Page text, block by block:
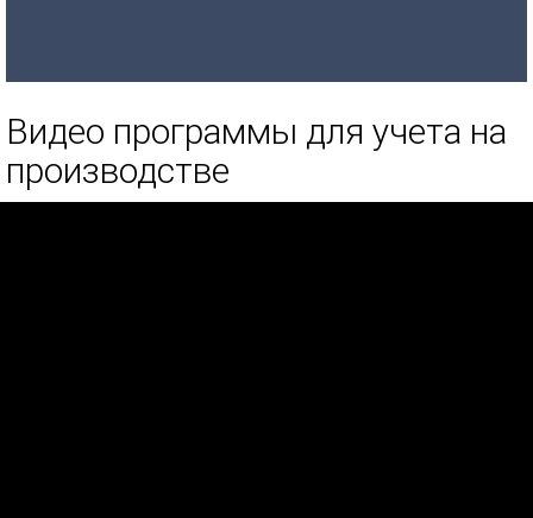
Видео программы для учета на
производстве